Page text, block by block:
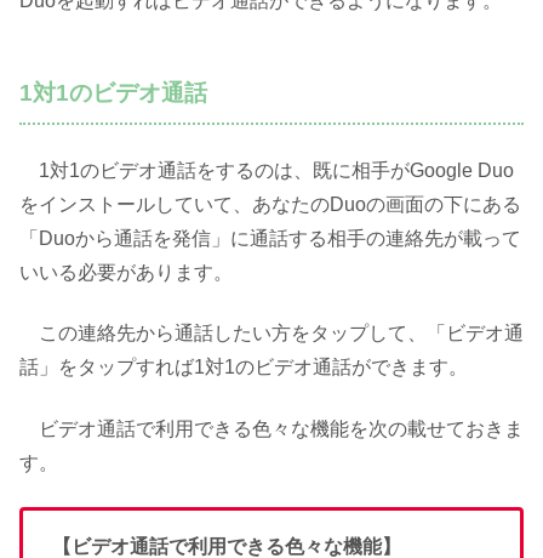
1対1のビデオ通話
1対1のビデオ通話をするのは、既に相手がGoogle Duo
をインストールしていて、あなたのDuoの画面の下にある
「Duoから通話を発信」に通話する相手の連絡先が載って
いいる必要があります。
この連絡先から通話したい方をタップして、「ビデオ通
話」をタップすれば1対1のビデオ通話ができます。
ビデオ通話で利用できる色々な機能を次の載せておきま
す。
【ビデオ通話で利用できる色々な機能】